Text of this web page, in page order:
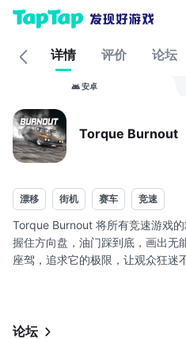
详情 评价 论坛
安卓
Torque Burnout
漂移 街机 赛车 竞速
Torque Burnout 将所有竞速游戏的
握住方向盘，油门踩到底，画出无
座驾，追求它的极限，让观众狂迷
● 浓烟、爆胎、引擎冒火，成就一
论坛